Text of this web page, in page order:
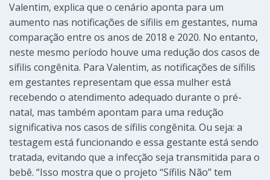
Valentim, explica que o cenário aponta para um
aumento nas notificações de sífilis em gestantes, numa
comparação entre os anos de 2018 e 2020. No entanto,
neste mesmo período houve uma redução dos casos de
sífilis congênita. Para Valentim, as notificações de sífilis
em gestantes representam que essa mulher está
recebendo o atendimento adequado durante o pré-
natal, mas também apontam para uma redução
significativa nos casos de sífilis congênita. Ou seja: a
testagem está funcionando e essa gestante está sendo
tratada, evitando que a infecção seja transmitida para o
bebê. “Isso mostra que o projeto “Sífilis Não” tem